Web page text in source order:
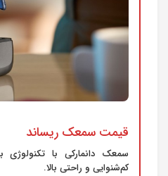
قیمت سمعک ریساند
سمعک دانمارکی با تکنولوژی
کم‌شنوایی و راحتی بالا.